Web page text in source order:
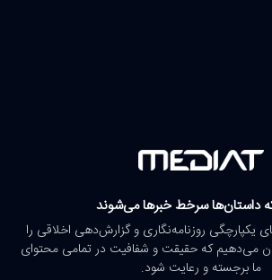
داستان‌ها سرخط خبرها می‌شوند
یکپارچگی روزنامه‌نگاری و گزارش‌دهی اخلاقی را
می‌دهیم که حقیقت و شفافیت در تمامی محتوای
ما برجسته و رعایت شود.